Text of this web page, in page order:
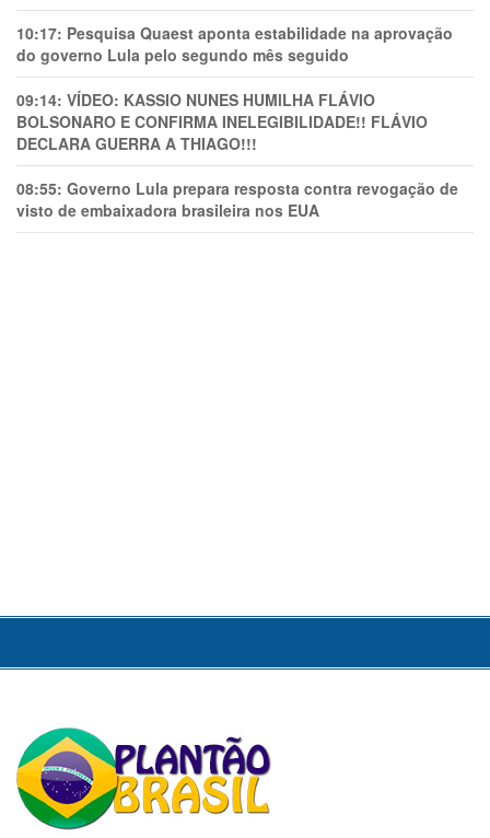
10:17: Pesquisa Quaest aponta estabilidade na aprovação
do governo Lula pelo segundo mês seguido
09:14: VÍDEO: KASSIO NUNES HUMlLHA FLÁVIO
BOLSONARO E CONFIRMA INELEGIBILIDADE!! FLÁVIO
DECLARA GUERRA A THIAGO!!!
08:55: Governo Lula prepara resposta contra revogação de
visto de embaixadora brasileira nos EUA